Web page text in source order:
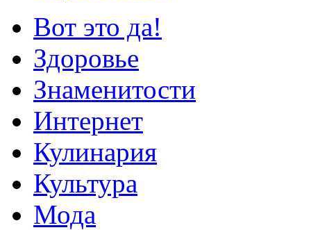
Вот это да!
Здоровье
Знаменитости
Интернет
Кулинария
Культура
Мода